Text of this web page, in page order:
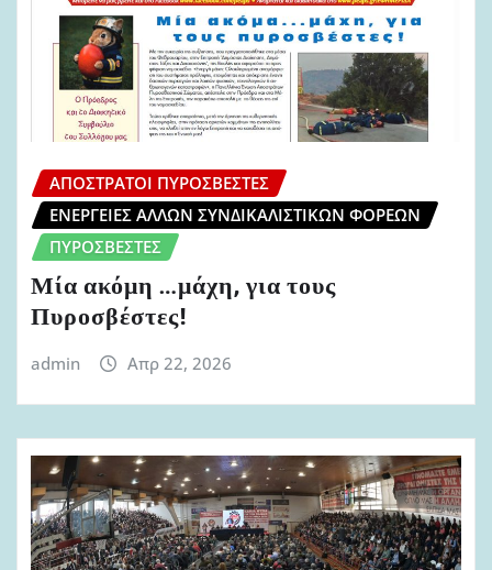
ΑΠΌΣΤΡΑΤΟΙ ΠΥΡΟΣΒΈΣΤΕΣ
ΕΝΈΡΓΕΙΕΣ ΆΛΛΩΝ ΣΥΝΔΙΚΑΛΙΣΤΙΚΏΝ ΦΟΡΈΩΝ
ΠΥΡΟΣΒΈΣΤΕΣ
Μία ακόμη …μάχη, για τους
Πυροσβέστες!
admin Απρ 22, 2026